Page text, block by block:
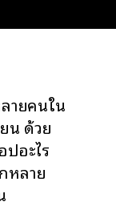
ายคนใน
น ด้วย
อะไร
หลาย